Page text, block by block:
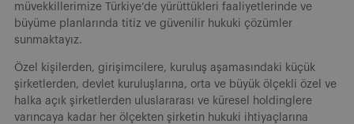
müvekkillerimize Türkiye’de yürüttükleri faaliyetlerinde ve
büyüme planlarında titiz ve güvenilir hukuki çözümler
sunmaktayız.
Özel kişilerden, girişimcilere, kuruluş aşamasındaki küçük
şirketlerden, devlet kuruluşlarına, orta ve büyük ölçekli özel ve
halka açık şirketlerden uluslararası ve küresel holdinglere
varıncaya kadar her ölçekten şirketin hukuki ihtiyaçlarına